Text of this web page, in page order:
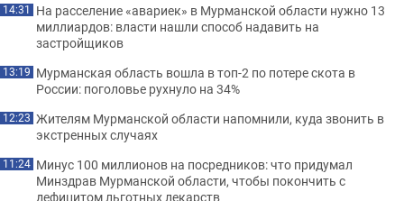
14:31 На расселение «авариек» в Мурманской области нужно 13
миллиардов: власти нашли способ надавить на
застройщиков
13:19 Мурманская область вошла в топ-2 по потере скота в
России: поголовье рухнуло на 34%
12:23 Жителям Мурманской области напомнили, куда звонить в
экстренных случаях
11:24 Минус 100 миллионов на посредников: что придумал
Минздрав Мурманской области, чтобы покончить с
дефицитом льготных лекарств